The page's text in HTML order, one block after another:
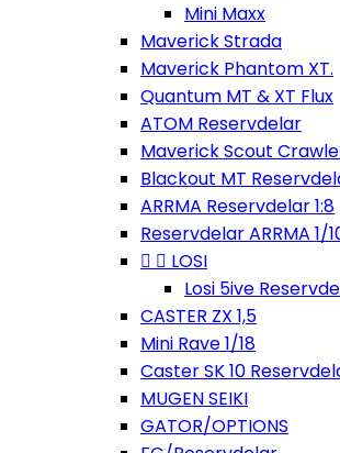
Mini Maxx
Maverick Strada
Maverick Phantom XT.
Quantum MT & XT Flux
ATOM Reservdelar
Maverick Scout
Blackout MT
ARRMA Reservdelar 1:8
Reservdelar ARRMA 1/
  LOSI
Losi 5ive
CASTER ZX 1,5
Mini Rave 1/18
Caster SK 10
MUGEN SEIKI
GATOR/OPTIONS